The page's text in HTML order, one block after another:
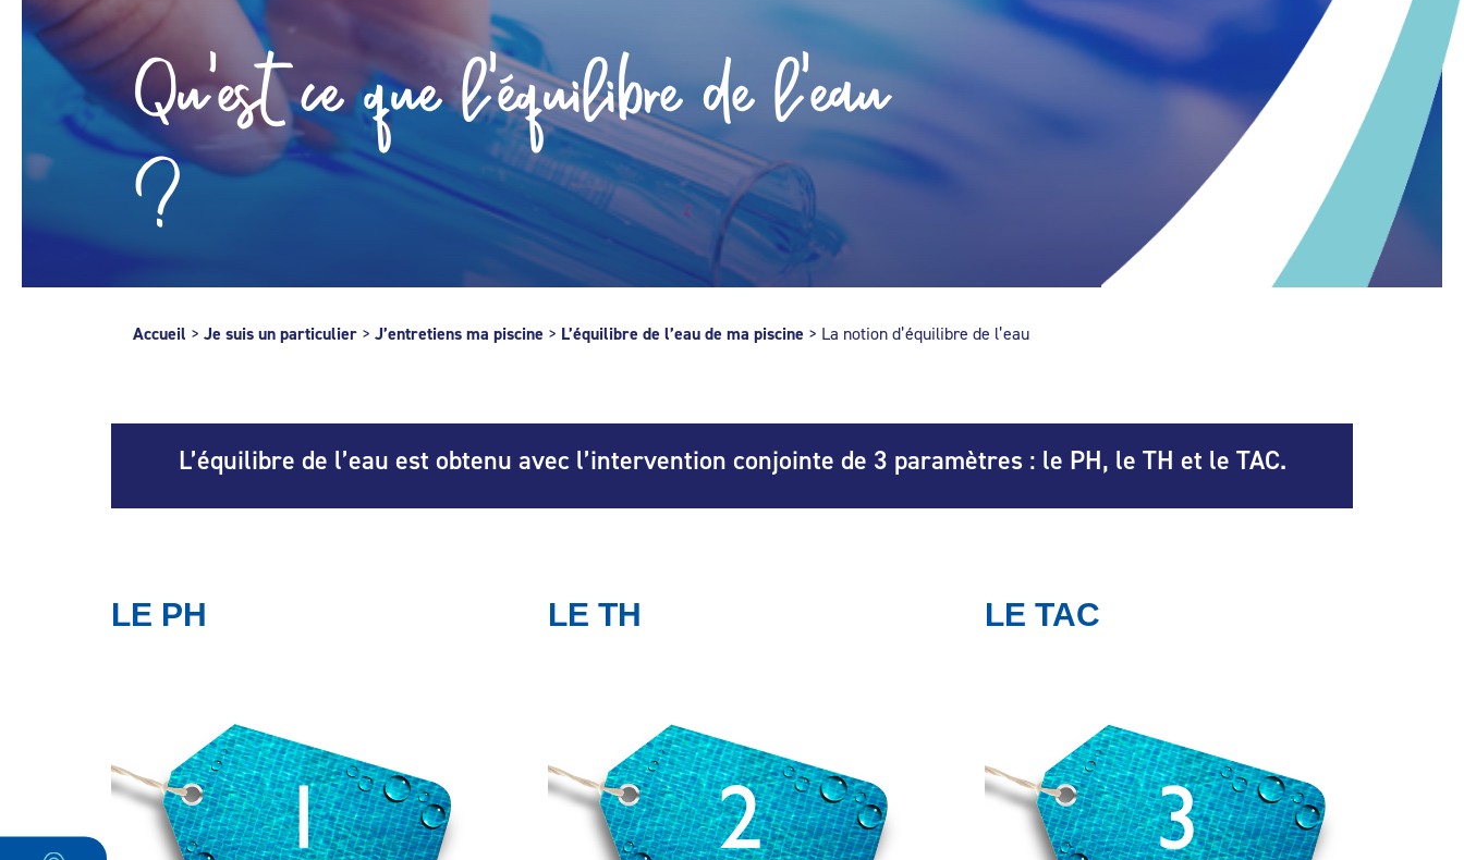
Qu'est ce que l'équilibre de l'eau
?
Accueil > Je suis un particulier > J’entretiens ma piscine > L’équilibre de l’eau de ma piscine > La notion d’équilibre de l’eau
L’équilibre de l’eau est obtenu avec l’intervention conjointe de 3 paramètres : le PH, le TH et le TAC.
LE PH LE TH LE TAC